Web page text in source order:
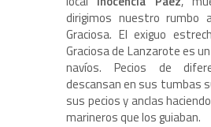
dirigimos nuestro rumbo
Graciosa. El exiguo
Graciosa de Lanzarote es
navíos. Pecios de
descansan en sus tumbas
sus pecios y anclas
marineros que los guiaban.